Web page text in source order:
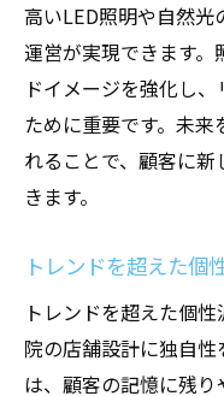
最新トレンドを
秘訣
カスタマイ
活用
テクノロジ
エコフレン
感性に訴え
せ
地域特性を
高いLED照明や自然
運営が実現できます
ドイメージを強化し
ために重要です。未
れることで、顧客に
きます。
トレンドを超えた個
トレンドを超えた個
院の店舗設計に独自
は、顧客の記憶に残